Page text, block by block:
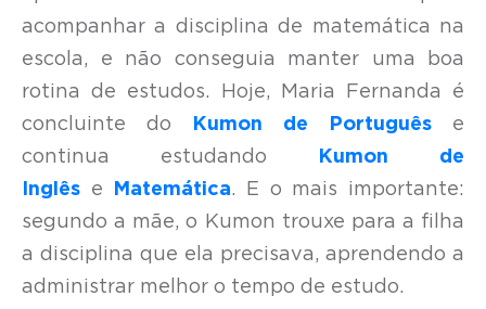
acompanhar a disciplina de matemática na
escola, e não conseguia manter uma boa
rotina de estudos. Hoje, Maria Fernanda é
concluinte do
Kumon de Português e
continua estudando
Kumon de
Inglês e Matemática. E o mais importante:
segundo a mãe, o Kumon trouxe para a filha
a disciplina que ela precisava, aprendendo a
administrar melhor o tempo de estudo.